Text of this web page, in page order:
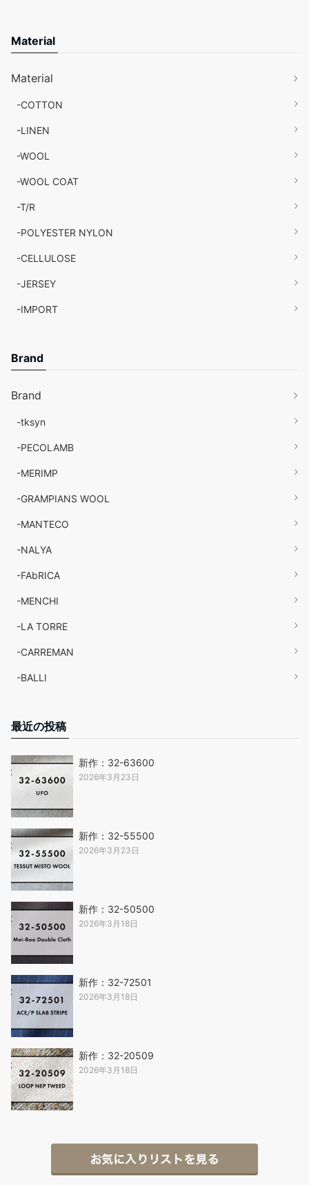
Material
Material
-COTTON
-LINEN
-WOOL
-WOOL COAT
-T/R
-POLYESTER NYLON
-CELLULOSE
-JERSEY
-IMPORT
Brand
Brand
-tksyn
-PECOLAMB
-MERIMP
-GRAMPIANS WOOL
-MANTECO
-NALYA
-FAbRICA
-MENCHI
-LA TORRE
-CARREMAN
-BALLI
最近の投稿
新作：32-63600
2026年3月23日
新作：32-55500
2026年3月23日
新作：32-50500
2026年3月18日
新作：32-72501
2026年3月18日
新作：32-20509
2026年3月18日